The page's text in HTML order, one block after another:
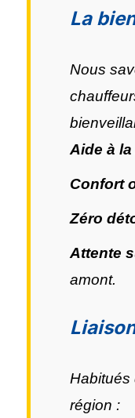
La
Nous
Aide à
Confort
Zéro
Attente
amont.
Habitués
région :